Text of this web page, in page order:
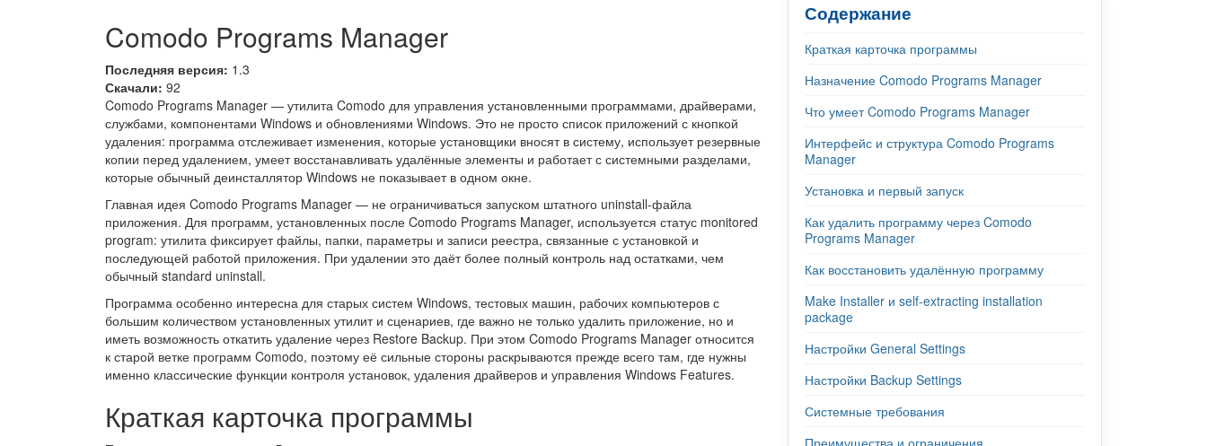
Comodo Programs Manager
Последняя версия: 1.3
Скачали: 92
Comodo Programs Manager — утилита Comodo для управления установленными программами, драйверами,
службами, компонентами Windows и обновлениями Windows. Это не просто список приложений с кнопкой
удаления: программа отслеживает изменения, которые установщики вносят в систему, использует резервные
копии перед удалением, умеет восстанавливать удалённые элементы и работает с системными разделами,
которые обычный деинсталлятор Windows не показывает в одном окне.
Главная идея Comodo Programs Manager — не ограничиваться запуском штатного uninstall-файла
приложения. Для программ, установленных после Comodo Programs Manager, используется статус monitored
program: утилита фиксирует файлы, папки, параметры и записи реестра, связанные с установкой и
последующей работой приложения. При удалении это даёт более полный контроль над остатками, чем
обычный standard uninstall.
Программа особенно интересна для старых систем Windows, тестовых машин, рабочих компьютеров с
большим количеством установленных утилит и сценариев, где важно не только удалить приложение, но и
иметь возможность откатить удаление через Restore Backup. При этом Comodo Programs Manager относится
к старой ветке программ Comodo, поэтому её сильные стороны раскрываются прежде всего там, где нужны
именно классические функции контроля установок, удаления драйверов и управления Windows Features.
Краткая карточка программы
Содержание
Краткая карточка программы
Назначение Comodo Programs Manager
Что умеет Comodo Programs Manager
Интерфейс и структура Comodo Programs
Manager
Установка и первый запуск
Как удалить программу через Comodo
Programs Manager
Как восстановить удалённую программу
Make Installer и self-extracting installation
package
Настройки General Settings
Настройки Backup Settings
Системные требования
Преимущества и ограничения